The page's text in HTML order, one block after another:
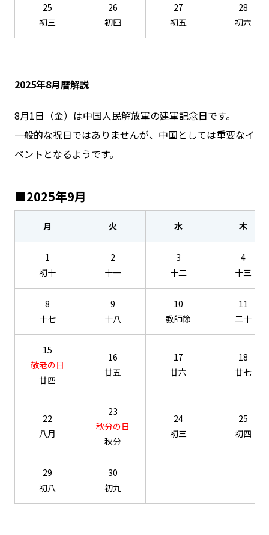
25
初三
26
初四
27
初五
28
初六
2025年8月暦解説
8月1日（金）は中国人民解放軍の建軍記念日です。
一般的な祝日ではありませんが、中国としては重要なイ
ベントとなるようです。
■2025年9月
月 火 水 木
1
初十
2
十一
3
十二
4
十三
8
十七
9
十八
10
教師節
11
二十
15
敬老の日
廿四
16
廿五
17
廿六
18
廿七
22
八月
23
秋分の日
秋分
24
初三
25
初四
29
初八
30
初九